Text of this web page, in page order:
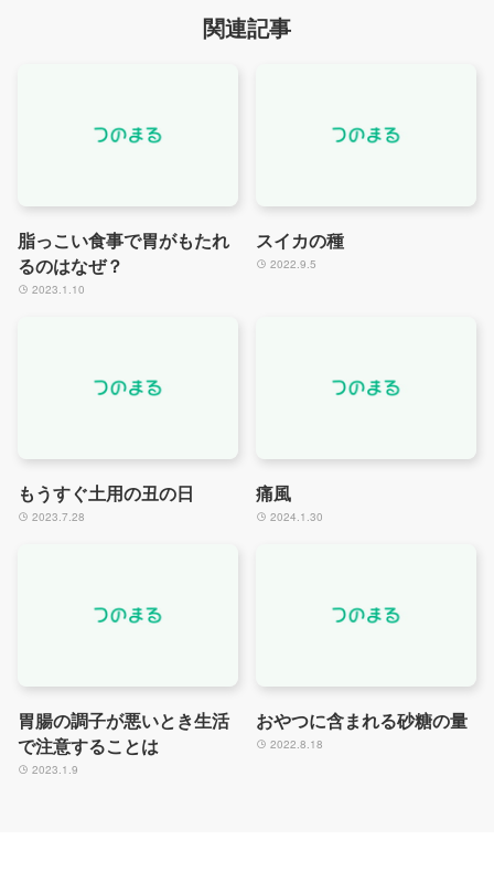
関連記事
脂っこい食事で胃がもたれ
るのはなぜ？
2023.1.10
スイカの種
2022.9.5
もうすぐ土用の丑の日
2023.7.28
痛風
2024.1.30
胃腸の調子が悪いとき生活
で注意することは
2023.1.9
おやつに含まれる砂糖の量
2022.8.18